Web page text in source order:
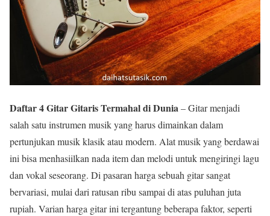
Daftar 4 Gitar Gitaris Termahal di Dunia – Gitar menjadi
salah satu instrumen musik yang harus dimainkan dalam
pertunjukan musik klasik atau modern. Alat musik yang berdawai
ini bisa menhasiilkan nada item dan melodi untuk mengiringi lagu
dan vokal seseorang. Di pasaran harga sebuah gitar sangat
bervariasi, mulai dari ratusan ribu sampai di atas puluhan juta
rupiah. Varian harga gitar ini tergantung beberapa faktor, seperti